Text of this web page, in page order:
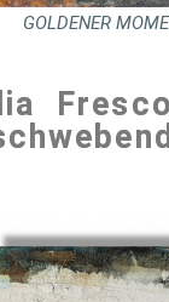
GOLDENER